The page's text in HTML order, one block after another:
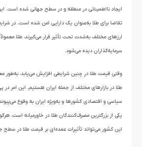
ایجاد نااطمینانی در منطقه و در سطح جهانی شده است.
تقاضا برای طلا به‌عنوان یک دارایی امن شده است. در
ارزهای مختلف به‌شدت تحت تأثیر قرار می‌گیرند، طلا
سرمایه‌گذاران دیده می‌شود.
وقتی قیمت طلا در چنین شرایطی افزایش می‌یابد، به‌طور
طلا در بازارهای مختلف از جمله ایران هستیم. این امر در
سیاسی و اقتصادی کشورها و به‌ویژه ایران به وقوع
یکی از بزرگترین مصرف‌کنندگان طلا در خاورمیانه است،
این کشور می‌تواند تأثیرات عمده‌ای بر قیمت طلا در سطح